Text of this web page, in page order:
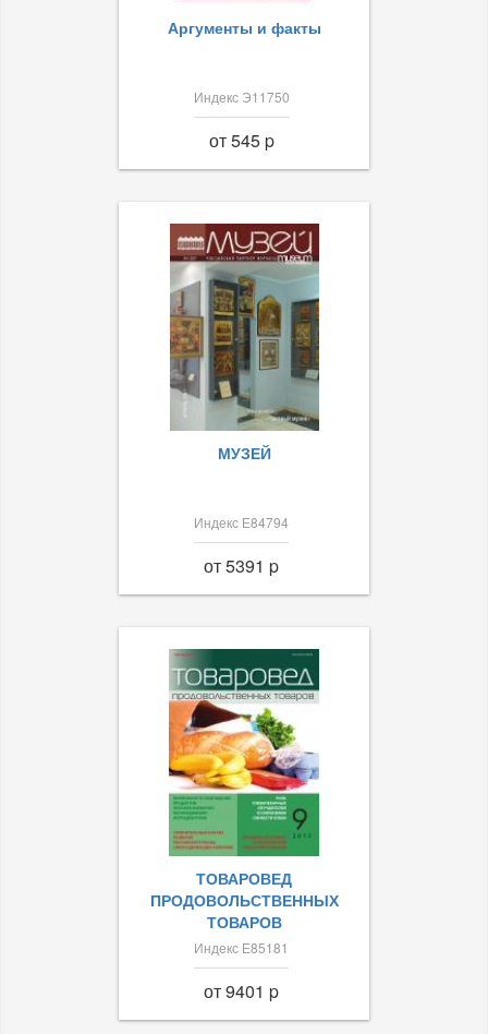
Аргументы и факты
Индекс Э11750
от 545 p
МУЗЕЙ
Индекс Е84794
от 5391 p
ТОВАРОВЕД
ПРОДОВОЛЬСТВЕННЫХ
ТОВАРОВ
Индекс Е85181
от 9401 p